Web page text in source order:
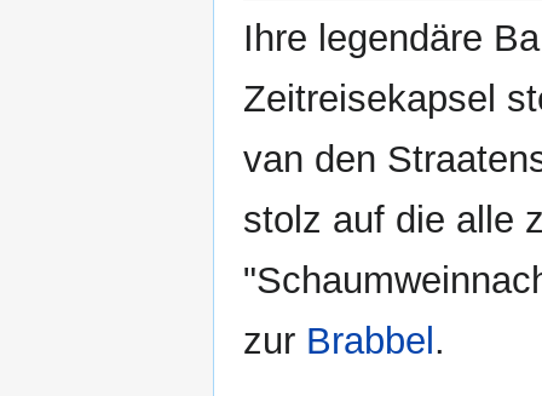
Ihre legendäre
Zeitreisekapsel
van den
stolz auf die alle
zur Brabbel .